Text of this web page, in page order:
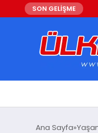
SON GELİŞME
Ana Sayfa